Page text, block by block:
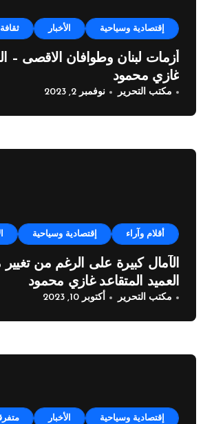
إقتصادية وسياحية الأخبار ثقافة
أزمات لبنان وطوافان الاقصى –
غازي محمود
مكتب التحرير نوفمبر 2, 2023
أقلام وآراء إقتصادية وسياحية
الآمال كبيرة على الرغم من
العميد المتقاعد غازي محمود
مكتب التحرير أكتوبر 10, 2023
إقتصادية وسياحية الأخبار